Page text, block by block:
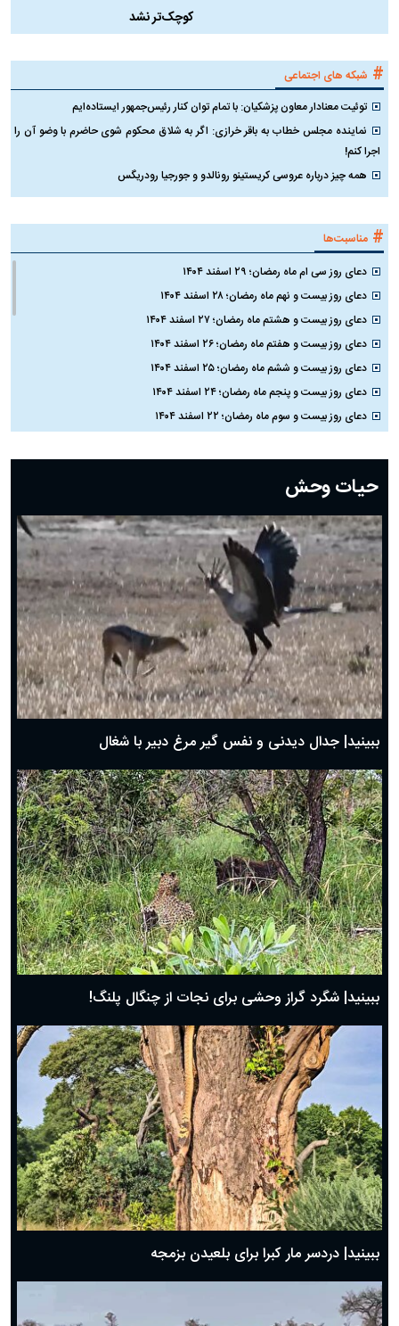
کوچک‌تر نشد
# شبکه های اجتماعی
توئیت معنادار معاون پزشکیان: با تمام توان کنار رئیس‌جمهور ایستاده‌ایم
نماینده مجلس خطاب به باقر خرازی: اگر به شلاق محکوم شوی حاضرم با وضو آن را
اجرا کنم!
همه چیز درباره عروسی کریستینو رونالدو و جورجیا رودریگس
# مناسبت‌ها
دعای روز سی ام ماه رمضان؛ ۲۹ اسفند ۱۴۰۴
دعای روز بیست و نهم ماه رمضان؛ ۲۸ اسفند ۱۴۰۴
دعای روز بیست و هشتم ماه رمضان؛ ۲۷ اسفند ۱۴۰۴
دعای روز بیست و هفتم ماه رمضان؛ ۲۶ اسفند ۱۴۰۴
دعای روز بیست و ششم ماه رمضان؛ ۲۵ اسفند ۱۴۰۴
دعای روز بیست و پنجم ماه رمضان؛ ۲۴ اسفند ۱۴۰۴
دعای روز بیست و سوم ماه رمضان؛ ۲۲ اسفند ۱۴۰۴
دعای روز بیستم ماه رمضان؛ ۱۹ اسفند ۱۴۰۴
دعای روز هشتم ماه مبارک رمضان؛ ۷ اسفند ماه ۱۴۰۴
دعای روز هفتم ماه رمضان؛ ۶ اسفند ۱۴۰۴
دعای روز ششم ماه رمضان؛ ۵ اسفند ۱۴۰۴
دعای روز پنجم ماه رمضان؛ ۴ اسفند ۱۴۰۴
دعای روز چهارم ماه مبارک رمضان؛ ۳ اسفند ۱۴۰۴
دعای روز سوم ماه مبارک رمضان؛ ۱۴ اسفند ۱۴۰۴
دعای روز دوم ماه مبارک رمضان ۱ اسفند ماه ۱۴۰۴
دعای روز اول ماه مبارک رمضان، ۳۰ بهمن ۱۴۰۴
حضرت زینب(س) چگونه از دنیا رفت؟
بهترین پیامک تبریک روز پدر ۱۴۰۴؛ جملات زیبا و صمیمانه
حیات وحش
ببینید| جدال دیدنی و نفس گیر مرغ دبیر با شغال
ببینید| شگرد گراز وحشی برای نجات از چنگال پلنگ!
ببینید| دردسر مار کبرا برای بلعیدن بزمجه